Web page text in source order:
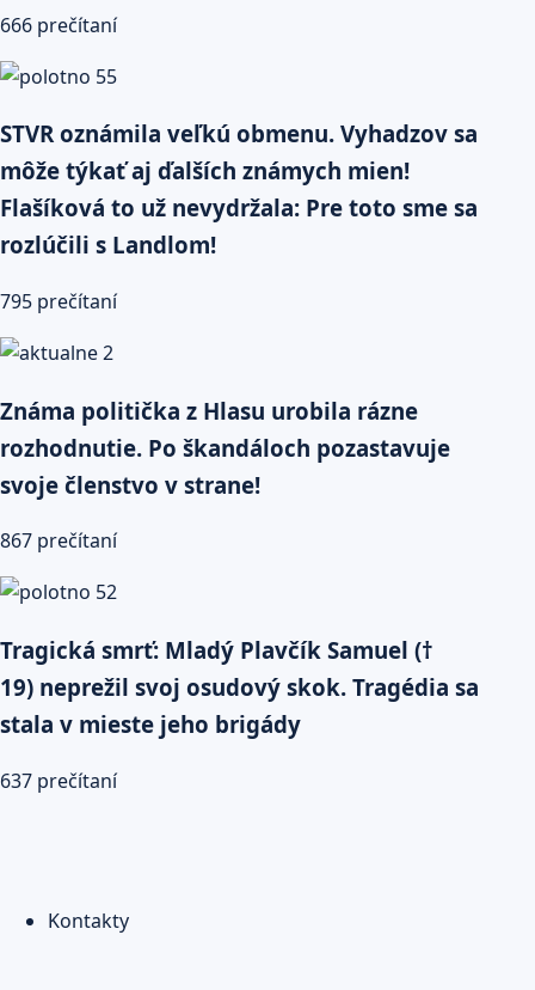
666 prečítaní
STVR oznámila veľkú obmenu. Vyhadzov sa
môže týkať aj ďalších známych mien!
Flašíková to už nevydržala: Pre toto sme sa
rozlúčili s Landlom!
795 prečítaní
Známa politička z Hlasu urobila rázne
rozhodnutie. Po škandáloch pozastavuje
svoje členstvo v strane!
867 prečítaní
Tragická smrť: Mladý Plavčík Samuel (†
19) neprežil svoj osudový skok. Tragédia sa
stala v mieste jeho brigády
637 prečítaní
Kontakty